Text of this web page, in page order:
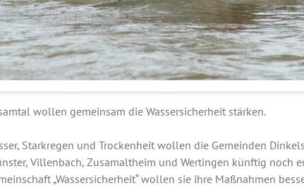
wollen gemeinsam die Wassersicherheit stärken.
Starkregen und Trockenheit wollen die Gemeinden
Villenbach, Zusamaltheim und Wertingen künftig noch
„Wassersicherheit“ wollen sie ihre Maßnahmen